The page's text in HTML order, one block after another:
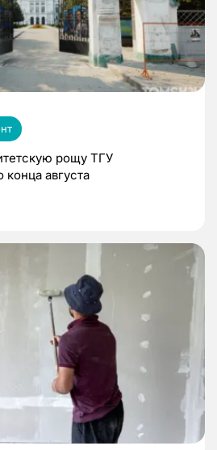
рощу ТГУ
августа